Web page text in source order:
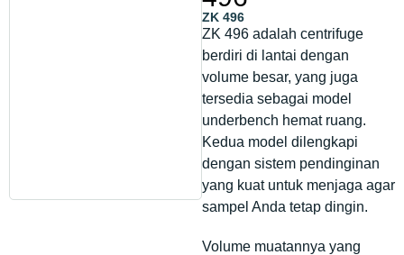
ZK 496
ZK 496 adalah centrifuge
berdiri di lantai dengan
volume besar, yang juga
tersedia sebagai model
underbench hemat ruang.
Kedua model dilengkapi
dengan sistem pendinginan
yang kuat untuk menjaga agar
sampel Anda tetap dingin.
Volume muatannya yang